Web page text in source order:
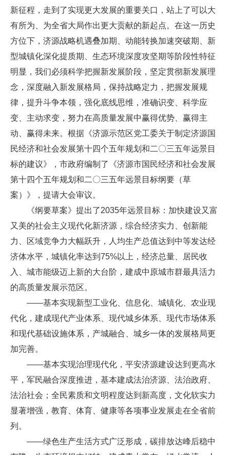
新征程，走到了实现更大发展的重要关口，站上了可以大
有所为、为全省大局作出更大贡献的新起点。在这一历史
方位下，济源战略机遇叠加期、动能转换加速突破期、新
型城镇化深化提质期、生态环境深度攻坚期等阶段性特征
明显，我们必须科学把握新发展阶段，坚定贯彻新发展理
念，深度融入新发展格局，保持战略定力，把握发展规
律，提升斗争本领，强化底线思维，准确识变、科学应
变、主动求变，努力在高质量发展中赢得优势、赢得主
动、赢得未来。根据《济源示范区党工委关于制定济源国
民经济和社会发展第十四个五年规划和二〇三五年远景目
标的建议》，市政府编制了《济源市国民经济和社会发展
第十四个五年规划和二〇三五年远景目标纲要（草
案）》，提请大会审议。
《纲要草案》提出了2035年远景目标：加快建设又富
又美的社会主义现代化新济源，综合经济实力、创新能
力、区域竞争力大幅跃升，人均生产总值达到中等发达经
济体水平，城镇化率达到75%以上，经济总量、居民收
入、城市能级迈上新的大台阶，建成中原城市群最具活力
的高质量发展示范区。
——基本实现新型工业化、信息化、城镇化、农业现
代化，建成现代产业体系、现代城乡体系、现代市场体系
和现代基础设施体系，产城融合、城乡一体的发展格局更
加完善。
——基本实现治理现代化，平安济源建设达到更高水
平，军民融合深度推进，基本建成法治济源、法治政府、
法治社会；全民素质和文明程度达到新高度，文化软实力
显著增强，教育、体育、健康等各项事业发展走在全省前
列。
——绿色生产生活方式广泛形成，碳排放达峰后稳中